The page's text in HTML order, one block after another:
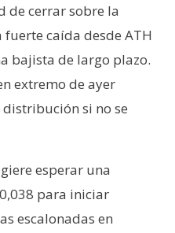
de cerrar sobre la
fuerte caída desde ATH
bajista de largo plazo.
extremo de ayer
si no se
esperar una
para iniciar
escalonadas en